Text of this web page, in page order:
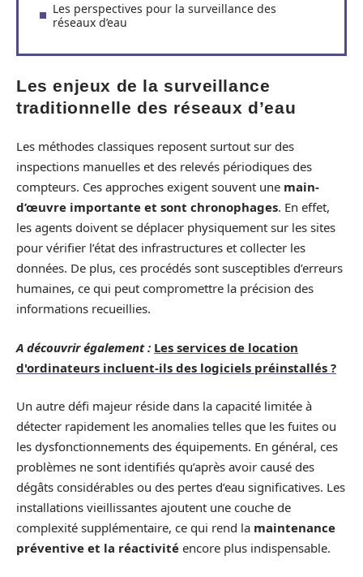
Les perspectives pour la surveillance des
réseaux d’eau
Les enjeux de la surveillance
traditionnelle des réseaux d’eau
Les méthodes classiques reposent surtout sur des
inspections manuelles et des relevés périodiques des
compteurs. Ces approches exigent souvent une main-
d’œuvre importante et sont chronophages. En effet,
les agents doivent se déplacer physiquement sur les sites
pour vérifier l’état des infrastructures et collecter les
données. De plus, ces procédés sont susceptibles d’erreurs
humaines, ce qui peut compromettre la précision des
informations recueillies.
A découvrir également : Les services de location
d'ordinateurs incluent-ils des logiciels préinstallés ?
Un autre défi majeur réside dans la capacité limitée à
détecter rapidement les anomalies telles que les fuites ou
les dysfonctionnements des équipements. En général, ces
problèmes ne sont identifiés qu’après avoir causé des
dégâts considérables ou des pertes d’eau significatives. Les
installations vieillissantes ajoutent une couche de
complexité supplémentaire, ce qui rend la maintenance
préventive et la réactivité encore plus indispensable.